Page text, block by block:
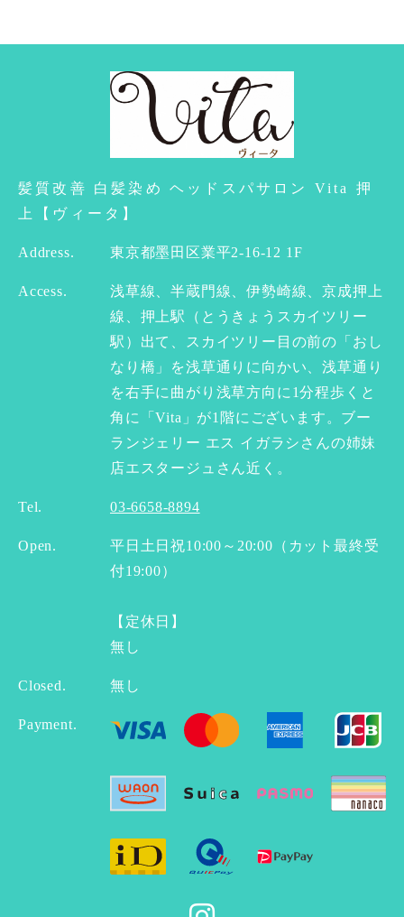
髪質改善 白髪染め ヘッドスパサロン Vita 押
上【ヴィータ】
Address. 東京都墨田区業平2-16-12 1F
Access.
浅草線、半蔵門線、伊勢崎線、京成押上
線、押上駅（とうきょうスカイツリー
駅）出て、スカイツリー目の前の「おし
なり橋」を浅草通りに向かい、浅草通り
を右手に曲がり浅草方向に1分程歩くと
角に「Vita」が1階にございます。ブー
ランジェリー エス イガラシさんの姉妹
店エスタージュさん近く。
Tel. 03-6658-8894
Open.
平日土日祝10:00～20:00（カット最終受
付19:00）
【定休日】
無し
Closed. 無し
Payment.